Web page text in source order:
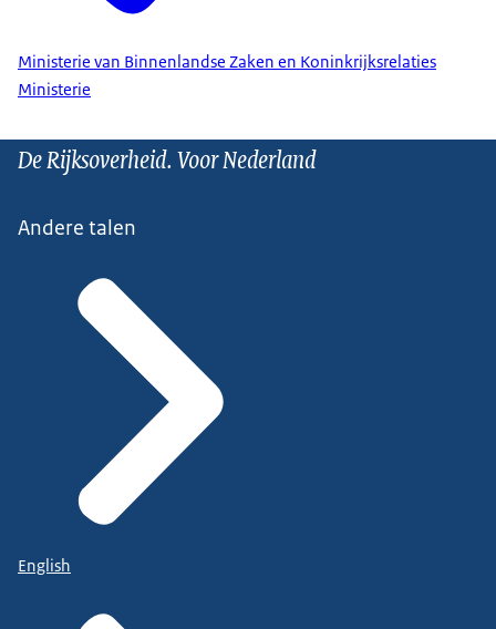
Ministerie van Binnenlandse Zaken en Koninkrijksrelaties
Ministerie
De Rijksoverheid. Voor Nederland
Andere talen
English